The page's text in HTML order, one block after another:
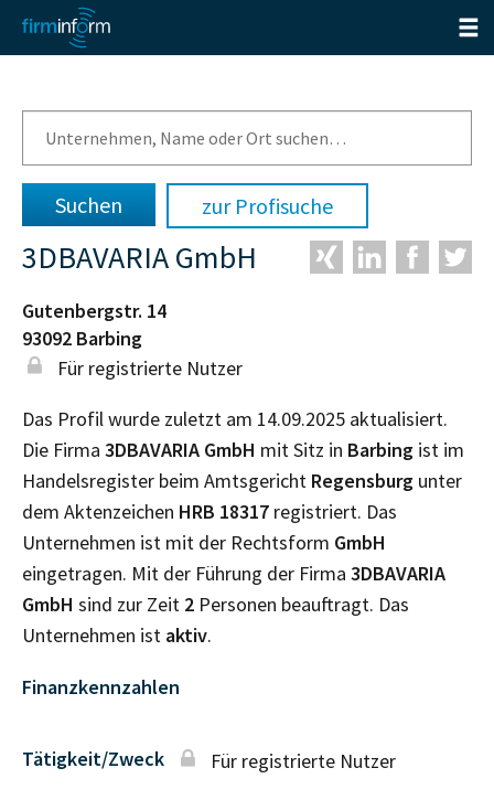
zur Profisuche
3DBAVARIA GmbH
Gutenbergstr. 14
93092 Barbing
Für registrierte Nutzer
Das Profil wurde zuletzt am 14.09.2025 aktualisiert.
Die Firma 3DBAVARIA GmbH mit Sitz in Barbing ist im
Handelsregister beim Amtsgericht Regensburg unter
dem Aktenzeichen HRB 18317 registriert. Das
Unternehmen ist mit der Rechtsform GmbH
eingetragen. Mit der Führung der Firma 3DBAVARIA
GmbH sind zur Zeit 2 Personen beauftragt. Das
Unternehmen ist aktiv.
Finanzkennzahlen
Tätigkeit/Zweck Für registrierte Nutzer